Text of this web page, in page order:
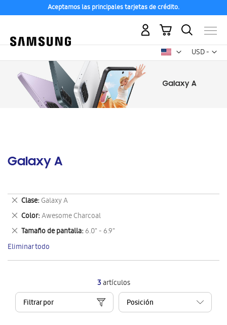
Aceptamos las principales tarjetas de crédito.
USD -
dólar
Mi carrito
Galaxy A
3artículos
Filtrar por
Clase Galaxy A
Eliminar
este
artículo
Color Awesome Charcoal
Eliminar
este
artículo
Tamaño de pantalla 6.0" - 6.9"
Eliminar
este
artículo
Eliminar todo